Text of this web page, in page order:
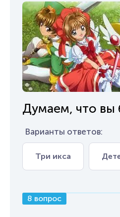
Думаем, что вы
Варианты ответов:
Три икса
8 вопрос